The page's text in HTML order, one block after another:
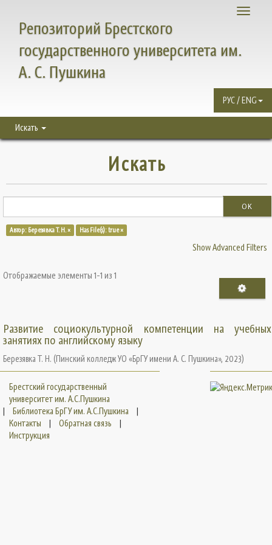
Toggle
Репозиторий Брестского
государственного университета им.
А. С. Пушкина
РУС / ENG
Искать
Искать
OK
Автор: Березявка Т. Н. × Has File(s): true ×
Show Advanced Filters
Отображаемые элементы 1-1 из 1
Развитие социокультурной компетенции на учебных
занятиях по английскому языку
Березявка Т. Н. (Пинский колледж УО «БрГУ имени А. С. Пушкина», 2023)
Брестский государственный
университет им. А.С.Пушкина
|
Библиотека БрГУ им. А.С.Пушкина
|
Контакты
| Обратная связь
|
Инструкция